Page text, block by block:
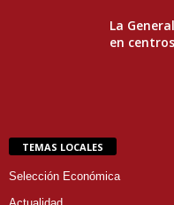
La
en
TEMAS LOCALES
Selección Económica